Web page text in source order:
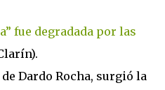
fue degradada por las
Dardo Rocha, surgió la